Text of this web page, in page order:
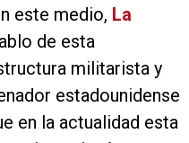
este medio, La
de esta
militarista y
estadounidense
en la actualidad esta